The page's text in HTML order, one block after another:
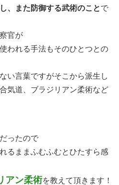
、また防御する武術のことで
官が
われる手法もそのひとつとの
い言葉ですがそこから派生し
気道、ブラジリアン柔術など
ったので
るままふむふむとひたすら感
アン柔術を教えて頂きます！